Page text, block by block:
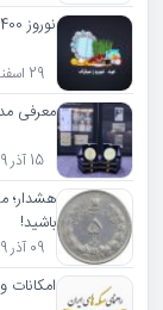
نوروز 1400 مبارک باد
29 اسفند 1399 - 19545 بازدید - 2 نظر
معرفی
15 آذر 1399 - 26971 بازدید - 2 نظر
باشید!
09 آذر 1399 - 78218 بازدید - 60 نظر